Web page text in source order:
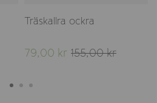
Träskallra ockra
79,00 kr 155,00 kr